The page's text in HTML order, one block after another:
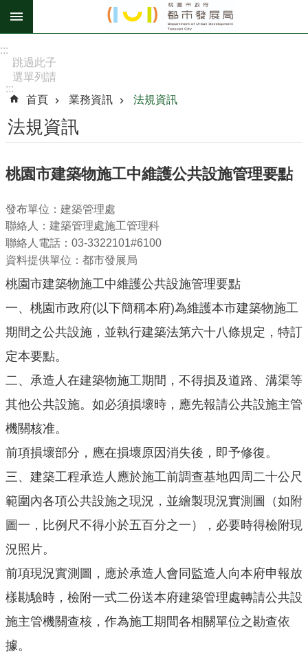
跳到主要內容區塊
階
搜
尋
息
告
認
識
們
機
關
通
訊
錄
業
務
資
訊
民
服
政
府
資
訊
開
:::
跳過此子
選單列請
[Enter]，
繼續則按
[Tab]
:::
首頁
業務資訊 法規資訊
法規資訊
桃園市建築物施工中維護公共設施管理要點
發布單位：建築管理處
聯絡人：建築管理處施工管理科
聯絡人電話：03-3322101#6100
資料提供單位：都市發展局
桃園市建築物施工中維護公共設施管理要點
一、 桃園市政府(以下簡稱本府)為維護本市建築物施工
期間之公共設施，並執行建築法第六十八條規定，特訂
定本要點。
二、 承造人在建築物施工期間，不得損及道路、溝渠等
其他公共設施。如必須損壞時，應先報請公共設施主管
機關核准。
前項損壞部分，應在損壞原因消失後，即予修復。
三、 建築工程承造人應於施工前調查基地四周二十公尺
範圍內各項公共設施之現況，並繪製現況實測圖（如附
圖一，比例尺不得小於五百分之一），必要時得檢附現
況照片。
前項現況實測圖，應於承造人會同監造人向本府申報放
樣勘驗時，檢附一式二份送本府建築管理處轉請公共設
施主管機關查核，作為施工期間各相關單位之勘查依
據。